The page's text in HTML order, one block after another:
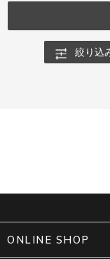
絞り込
ONLINE SHOP